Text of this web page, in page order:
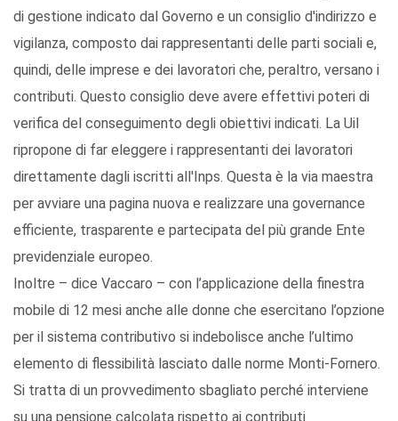
di gestione indicato dal Governo e un consiglio d'indirizzo e
vigilanza, composto dai rappresentanti delle parti sociali e,
quindi, delle imprese e dei lavoratori che, peraltro, versano i
contributi. Questo consiglio deve avere effettivi poteri di
verifica del conseguimento degli obiettivi indicati. La Uil
ripropone di far eleggere i rappresentanti dei lavoratori
direttamente dagli iscritti all'Inps. Questa è la via maestra
per avviare una pagina nuova e realizzare una governance
efficiente, trasparente e partecipata del più grande Ente
previdenziale europeo.
Inoltre – dice Vaccaro – con l’applicazione della finestra
mobile di 12 mesi anche alle donne che esercitano l’opzione
per il sistema contributivo si indebolisce anche l’ultimo
elemento di flessibilità lasciato dalle norme Monti-Fornero.
Si tratta di un provvedimento sbagliato perché interviene
su una pensione calcolata rispetto ai contributi